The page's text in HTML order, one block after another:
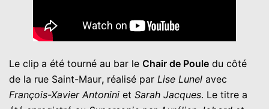
Le clip a été tourné au bar le Chair de Poule du côté
de la rue Saint-Maur, réalisé par Lise Lunel avec
François-Xavier Antonini et Sarah Jacques. Le titre a